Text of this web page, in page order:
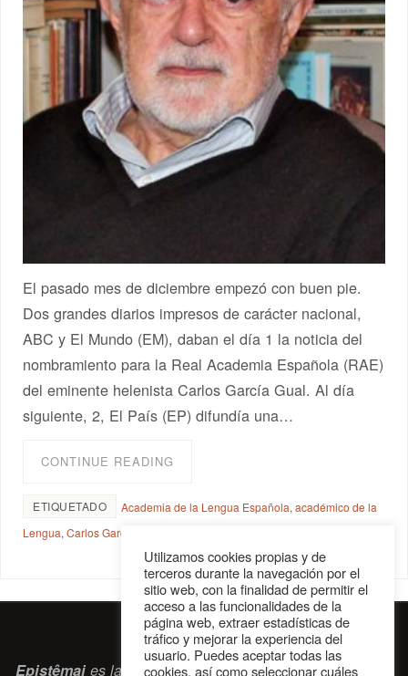
El pasado mes de diciembre empezó con buen pie.
Dos grandes diarios impresos de carácter nacional,
ABC y El Mundo (EM), daban el día 1 la noticia del
nombramiento para la Real Academia Española (RAE)
del eminente helenista Carlos García Gual. Al día
siguiente, 2, El País (EP) difundía una…
CONTINUE READING
ETIQUETADO Academia de la Lengua Española,académico de la
Lengua,Carlos García Gual
Epistêmaies la revista digital de la Sociedad Erasmiana
Utilizamos cookies propias y de
terceros durante la navegación por el
sitio web, con la finalidad de permitir el
acceso a las funcionalidades de la
página web, extraer estadísticas de
tráfico y mejorar la experiencia del
usuario. Puedes aceptar todas las
cookies, así como seleccionar cuáles